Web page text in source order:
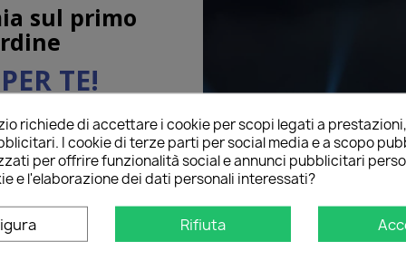
Grade starstarstarstarstar
Luigi diego Petru
06/07/2018
Velocissimi...
Velocissimi
Recommended to
richiede di accettare i cookie per scopi legati a
I cookie di terze parti per social media e a scopo
per offrire funzionalità social e annunci pubblicitari
e l'elaborazione dei dati personali interessati?
Rifiuta
sul primo
TE!
qui sotto per ricevere il
sul tuo primo ordine!